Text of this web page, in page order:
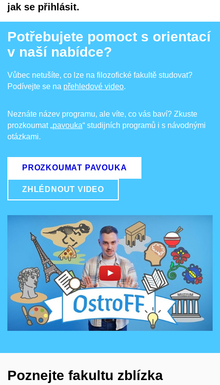
jak se přihlásit.
Potřebujete pomoct s orientací
v naší nabídce?
Vůbec netušíte, co lze na filozofické fakultě studovat?
Podívejte se na přehledové video.
Neznáte název programu, ale víte, co vás baví? Zkuste
prozkoumat„pavouka“ studijních programů i s návodnými
otázkami.
PROZKOUMAT PAVOUKA
ZHLÉDNOUT VIDEO
Povolit cookies a přehrát
Otevřít na youtube.com
Poznejte fakultu zblízka